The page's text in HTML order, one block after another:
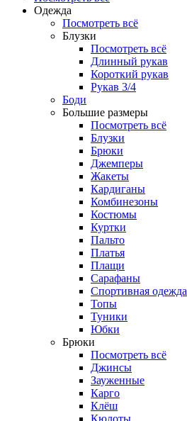
Одежда
Посмотреть всё
Блузки
Посмотреть всё
Длинный рукав
Короткий рукав
Рукав 3/4
Боди
Большие размеры
Посмотреть всё
Блузки
Брюки
Джемперы
Жакеты
Кардиганы
Комбинезоны
Костюмы
Куртки
Пальто
Платья
Плащи
Сарафаны
Спортивная одежда
Топы
Туники
Юбки
Брюки
Посмотреть всё
Джинсы
Зауженные
Карго
Клёш
Кюлоты